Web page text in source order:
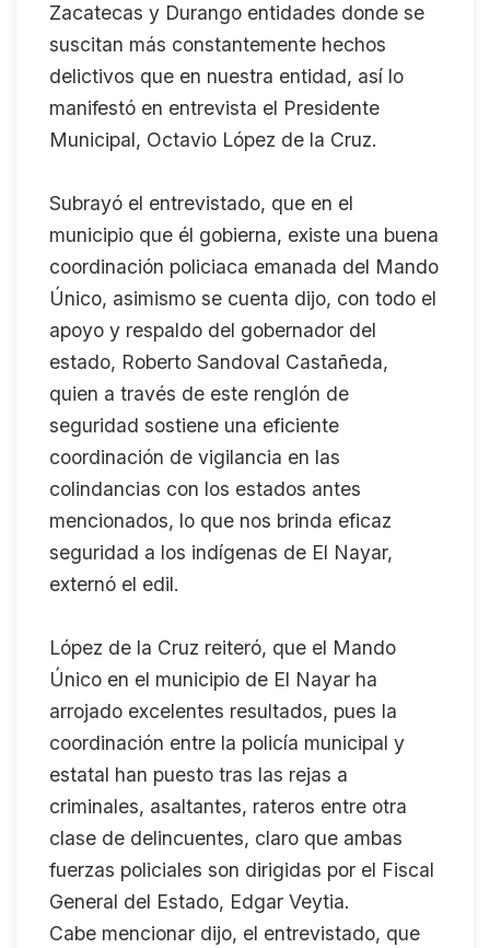
Zacatecas y Durango entidades donde se
suscitan más constantemente hechos
delictivos que en nuestra entidad, así lo
manifestó en entrevista el Presidente
Municipal, Octavio López de la Cruz.
Subrayó el entrevistado, que en el
municipio que él gobierna, existe una buena
coordinación policiaca emanada del Mando
Único, asimismo se cuenta dijo, con todo el
apoyo y respaldo del gobernador del
estado, Roberto Sandoval Castañeda,
quien a través de este renglón de
seguridad sostiene una eficiente
coordinación de vigilancia en las
colindancias con los estados antes
mencionados, lo que nos brinda eficaz
seguridad a los indígenas de El Nayar,
externó el edil.
López de la Cruz reiteró, que el Mando
Único en el municipio de El Nayar ha
arrojado excelentes resultados, pues la
coordinación entre la policía municipal y
estatal han puesto tras las rejas a
criminales, asaltantes, rateros entre otra
clase de delincuentes, claro que ambas
fuerzas policiales son dirigidas por el Fiscal
General del Estado, Edgar Veytia.
Cabe mencionar dijo, el entrevistado, que